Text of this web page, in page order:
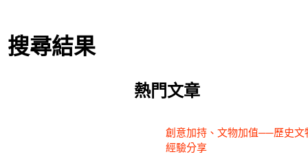
搜尋結果
熱門文章
創意加持、文物加值──歷史文
經驗分享